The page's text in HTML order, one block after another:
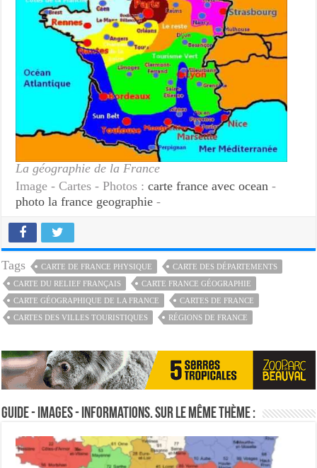
La géographie de la France
Image - Cartes - Photos :carte france avec ocean -
photo la france geographie -
Tags CARTE DE FRANCE PHYSIQUE
CARTE DES DÉPARTEMENTS
CARTE DU RELIEF FRANÇAIS
CARTE FRANCE GÉOGRAPHIE
CARTE GÉOGRAPHIQUE DE LA FRANCE
CARTES DE FRANCE
CARTES DES VILLES TOURISTIQUES
RÉGIONS DE FRANCE
Guide - Images - Informations. Sur le même thème :